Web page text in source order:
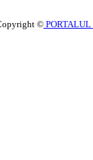
©PORTALUL